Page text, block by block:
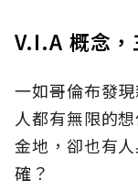
V.I.A 概念，
一如哥倫布發
人都有無限的
金地，卻也有
確？